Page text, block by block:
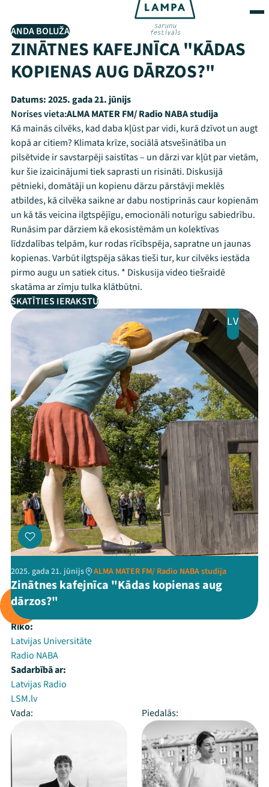
ANDA BOLUŽA
ZINĀTNES KAFEJNĪCA "KĀDAS
KOPIENAS AUG DĀRZOS?"
Datums:2025. gada 21. jūnijs
Norises vieta:ALMA MATER FM/ Radio NABA studija
Kā mainās cilvēks, kad daba kļūst par vidi, kurā dzīvot un augt
kopā ar citiem? Klimata krīze, sociālā atsvešinātība un
pilsētvide ir savstarpēji saistītas – un dārzi var kļūt par vietām,
kur šie izaicinājumi tiek saprasti un risināti. Diskusijā
pētnieki, domātāji un kopienu dārzu pārstāvji meklēs
atbildes, kā cilvēka saikne ar dabu nostiprinās caur kopienām
un kā tās veicina ilgtspējīgu, emocionāli noturīgu sabiedrību.
Runāsim par dārziem kā ekosistēmām un kolektīvas
līdzdalības telpām, kur rodas rīcībspēja, sapratne un jaunas
kopienas. Varbūt ilgtspēja sākas tieši tur, kur cilvēks iestāda
pirmo augu un satiek citus. * Diskusija video tiešraidē
skatāma ar zīmju tulka klātbūtni.
SKATĪTIES IERAKSTU
LV
2025. gada 21. jūnijs ALMA MATER FM/ Radio NABA studija
Zinātnes kafejnīca "Kādas kopienas aug
dārzos?"
Rīko:
Latvijas Universitāte
Radio NABA
Sadarbībā ar:
Latvijas Radio
LSM.lv
Vada:
Piedalās: